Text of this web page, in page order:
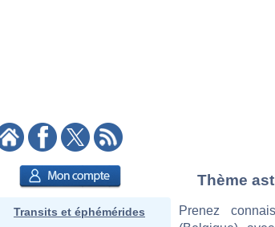
Transits et éphémérides
Thème
Prenez